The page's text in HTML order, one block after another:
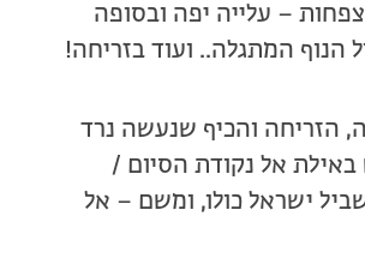
– עלייה יפה ובסופה
הנוף המתגלה.. ועוד בזריחה!
הזריחה והכיף שנעשה נרד
באילת אל נקודת הסיום /
ישראל כולו, ומשם – אל